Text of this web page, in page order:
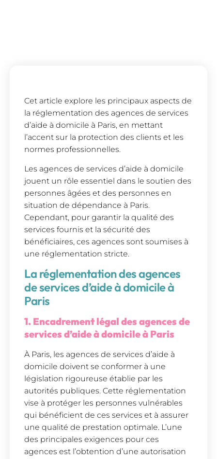
Cet article explore les principaux aspects de
la réglementation des agences de services
d’aide à domicile à Paris, en mettant
l’accent sur la protection des clients et les
normes professionnelles.
Les agences de services d’aide à domicile
jouent un rôle essentiel dans le soutien des
personnes âgées et des personnes en
situation de dépendance à Paris.
Cependant, pour garantir la qualité des
services fournis et la sécurité des
bénéficiaires, ces agences sont soumises à
une réglementation stricte.
La réglementation des agences
de services d’aide à domicile à
Paris
1. Encadrement légal des agences de
services d’aide à domicile à Paris
À Paris, les agences de services d’aide à
domicile doivent se conformer à une
législation rigoureuse établie par les
autorités publiques. Cette réglementation
vise à protéger les personnes vulnérables
qui bénéficient de ces services et à assurer
une qualité de prestation optimale. L’une
des principales exigences pour ces
agences est l’obtention d’une autorisation